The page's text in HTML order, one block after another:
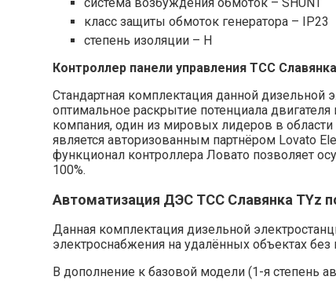
класс защиты обмоток генератора – IP23
степень изоляции – H
Контроллер панели управления ТСС
Стандартная комплектация данной дизельной
оптимальное раскрытие потенциала
компания, один из мировых лидеров в
является авторизованным партнёром Lovato
функционал контроллера Ловато позволяет
100%.
Автоматизация ДЭС ТСС Славянка TYz
Данная комплектация дизельной
электроснабжения на удалённых объектах без
В дополнение к базовой модели (1-я степень